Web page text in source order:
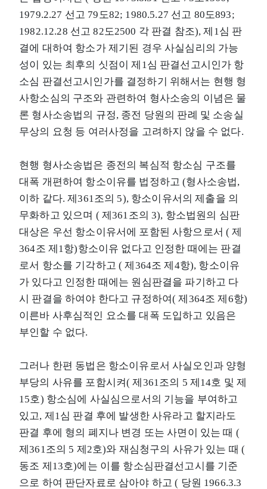
1979.2.27 선고 79도82; 1980.5.27 선고 80도893;
1982.12.28 선고 82도2500 각 판결 참조), 제1심 판
결에 대하여 항소가 제기된 경우 사실심리의 가능
성이 있는 최후의 싯점이 제1심 판결선고시인가 항
소심 판결선고시인가를 결정하기 위해서는 현행 형
사항소심의 구조와 관련하여 형사소송의 이념은 물
론 형사소송법의 규정, 종전 당원의 판례 및 소송실
무상의 요청 등 여러사정을 고려하지 않을 수 없다.
현행 형사소송법은 종전의 복심적 항소심 구조를
대폭 개편하여 항소이유를 법정하고 (형사소송법,
이하 같다. 제361조의 5), 항소이유서의 제출을 의
무화하고 있으며 ( 제361조의 3), 항소법원의 심판
대상은 우선 항소이유서에 포함된 사항으로서 ( 제
364조 제1항)항소이유 없다고 인정한 때에는 판결
로서 항소를 기각하고 ( 제364조 제4항), 항소이유
가 있다고 인정한 때에는 원심판결을 파기하고 다
시 판결을 하여야 한다고 규정하여( 제364조 제6항)
이른바 사후심적인 요소를 대폭 도입하고 있음은
부인할 수 없다.
그러나 한편 동법은 항소이유로서 사실오인과 양형
부당의 사유를 포함시켜( 제361조의 5 제14호 및 제
15호) 항소심에 사실심으로서의 기능을 부여하고
있고, 제1심 판결 후에 발생한 사유라고 할지라도
판결 후에 형의 폐지나 변경 또는 사면이 있는 때 (
제361조의 5 제2호)와 재심청구의 사유가 있는 때 (
동조 제13호)에는 이를 항소심판결선고시를 기준
으로 하여 판단자료로 삼아야 하고 ( 당원 1966.3.3